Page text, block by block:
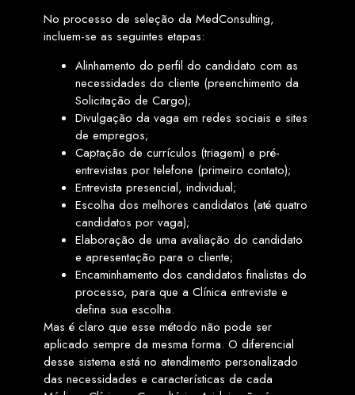
No processo de seleção da MedConsulting,
incluem-se as seguintes etapas:
Alinhamento do perfil do candidato com as
necessidades do cliente (preenchimento da
Solicitação de Cargo);
Divulgação da vaga em redes sociais e sites
de empregos;
Captação de currículos (triagem) e pré-
entrevistas por telefone (primeiro contato);
Entrevista presencial, individual;
Escolha dos melhores candidatos (até quatro
candidatos por vaga);
Elaboração de uma avaliação do candidato
e apresentação para o cliente;
Encaminhamento dos candidatos finalistas do
processo, para que a Clínica entreviste e
defina sua escolha.
Mas é claro que esse método não pode ser
aplicado sempre da mesma forma. O diferencial
desse sistema está no atendimento personalizado
das necessidades e características de cada